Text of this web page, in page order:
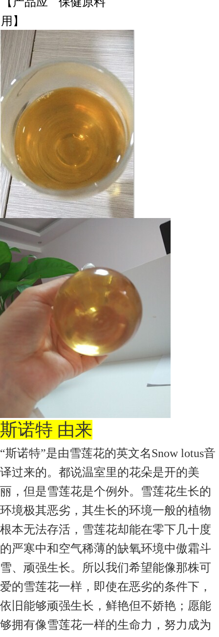
用】
斯诺特 由来
“斯诺特”是由雪莲花的英文名Snow lotus音
译过来的。都说温室里的花朵是开的美
丽，但是雪莲花是个例外。雪莲花生长的
环境极其恶劣，其生长的环境一般的植物
根本无法存活，雪莲花却能在零下几十度
的严寒中和空气稀薄的缺氧环境中傲霜斗
雪、顽强生长。所以我们希望能像那株可
爱的雪莲花一样，即使在恶劣的条件下，
依旧能够顽强生长，鲜艳但不娇艳；愿能
够拥有像雪莲花一样的生命力，努力成为